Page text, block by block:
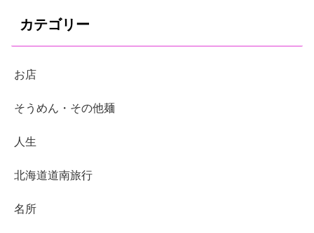
カテゴリー
お店
そうめん・その他麺
人生
北海道道南旅行
名所